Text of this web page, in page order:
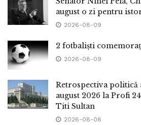
august o zi pentru
2026-08-09
2 fotbaliști
2026-08-09
Retrospectiva politică
august 2026 la Profi
Titi Sultan
2026-08-08